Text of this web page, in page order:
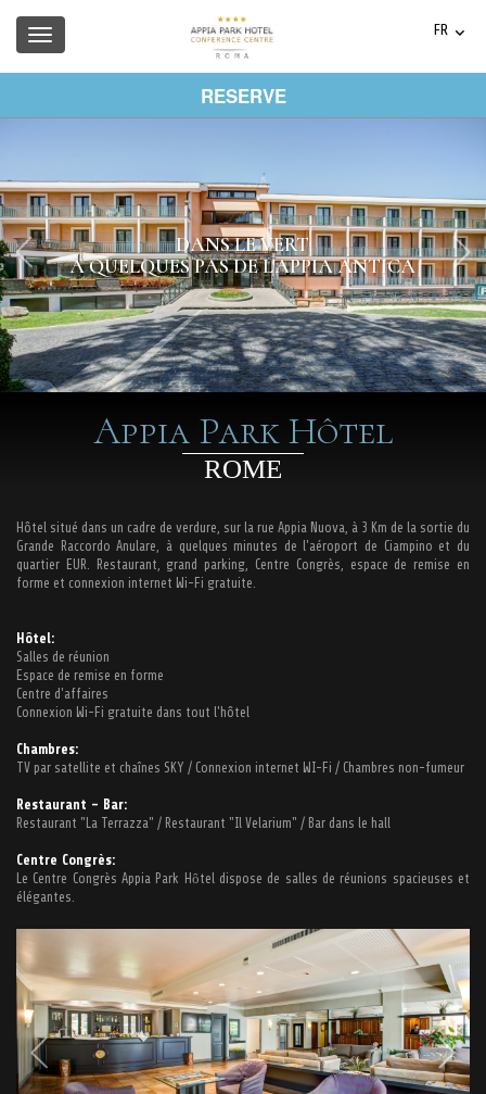
FR
DANS LE VERT
À QUELQUES PAS DE L'APPIA ANTICA
RESERVE
Appia Park Hôtel
ROME
Hôtel situé dans un cadre de verdure, sur la rue Appia Nuova, à 3 Km de la sortie du
Grande Raccordo Anulare, à quelques minutes de l'aéroport de Ciampino et du
quartier EUR. Restaurant, grand parking, Centre Congrès, espace de remise en
forme et connexion internet Wi-Fi gratuite.
Hôtel:
Salles de réunion
Espace de remise en forme
Centre d'affaires
Connexion Wi-Fi gratuite dans tout l'hôtel
Chambres:
TV par satellite et chaînes SKY / Connexion internet WI-Fi / Chambres non-fumeur
Restaurant – Bar:
Restaurant "La Terrazza" / Restaurant "Il Velarium" / Bar dans le hall
Centre Congrès:
Le Centre Congrès Appia Park Hȏtel dispose de salles de réunions spacieuses et
élégantes.